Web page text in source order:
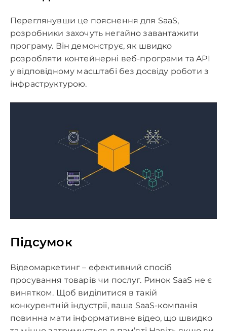
Переглянувши це пояснення для SaaS,
розробники захочуть негайно завантажити
програму. Він демонструє, як швидко
розробляти контейнерні веб-програми та API
у відповідному масштабі без досвіду роботи з
інфраструктурою.
Підсумок
Відеомаркетинг – ефективний спосіб
просування товарів чи послуг. Ринок SaaS не є
винятком. Щоб виділитися в такій
конкурентній індустрії, ваша SaaS-компанія
повинна мати інформативне відео, що швидко